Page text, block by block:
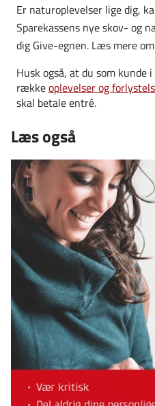
Er naturoplevelser lige dig,
Sparekassens nye skov- og
dig Give-egnen. Læs mere
Husk også, at du som kunde
rækkeoplevelser og
skal betale entré.
Læs også